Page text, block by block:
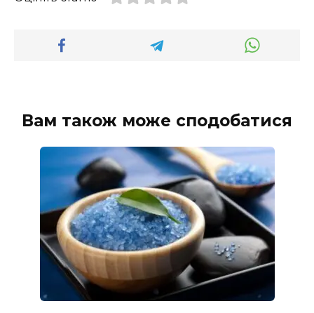
Вам також може сподобатися